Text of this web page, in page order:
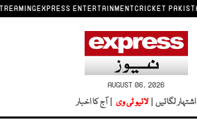
EXPRESS ENTERTAINMENTCRICKET
AUGUST 06, 2026
اشتہار لگائیں | لائیو ٹی وی | آج کا اخبار